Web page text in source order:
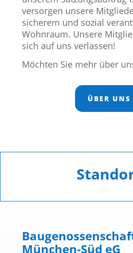
versorgen unsere
sicherem und sozial
Wohnraum. Unsere
sich auf uns verlassen!
Möchten Sie mehr über
ÜBER UNS
München-Süd eG